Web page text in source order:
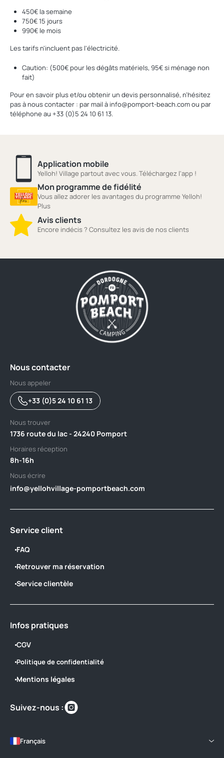
450€ la semaine
750€ 15 jours
990€ le mois
Les tarifs n'incluent pas l'électricité.
Caution: (500€ pour les dégâts matériels, 95€ si ménage non
fait)
Pour en savoir plus et/ou obtenir un devis personnalisé, n’hésitez
pas à nous contacter : par mail à info@pomport-beach.com ou par
téléphone au +33 (0)5 24 10 61 13.
Application mobile
Yelloh! Village partout avec vous. Téléchargez l'app !
Mon programme de fidélité
Vous allez adorer les avantages du programme Yelloh!
Plus
Avis clients
Encore indécis ? Consultez les avis de nos clients
Nous contacter
Nous appeler
+33 (0)5 24 10 61 13
Nous trouver
1736 route du lac - 24240 Pomport
Horaires réception
8h-16h
Nous écrire
info@yellohvillage-pomportbeach.com
Service client
FAQ
Retrouver ma réservation
Service clientèle
Infos pratiques
CGV
Politique de confidentialité
Mentions légales
Suivez-nous :
https://www.instagram.com/
Français